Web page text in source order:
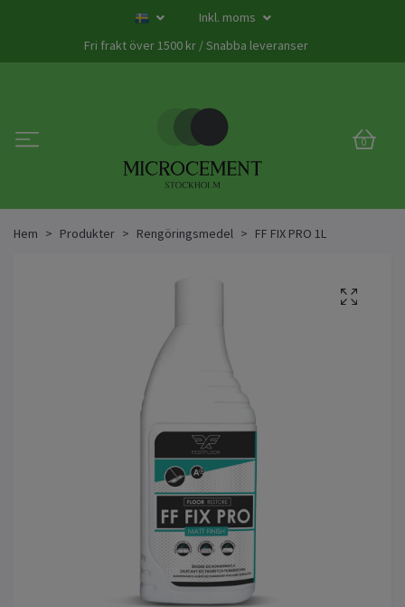
Inkl. moms
Fri frakt över 1500 kr / Snabba leveranser
0
Hem Produkter Rengöringsmedel FF FIX PRO 1L